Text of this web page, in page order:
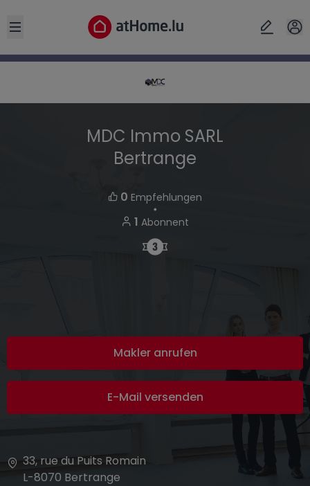
Open sidebar
MDC Immo SARL
Bertrange
0 Empfehlungen
・
1 Abonnent
Makler anrufen
E-Mail versenden
33, rue du Puits Romain
L-8070 Bertrange